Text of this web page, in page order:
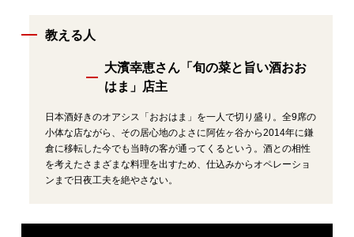
教える人
大濱幸恵さん「旬の菜と旨い酒おお
はま」店主
日本酒好きのオアシス「おおはま」を一人で切り盛り。全9席の
小体な店ながら、その居心地のよさに阿佐ヶ谷から2014年に鎌
倉に移転した今でも当時の客が通ってくるという。酒との相性
を考えたさまざまな料理を出すため、仕込みからオペレーショ
ンまで日夜工夫を絶やさない。